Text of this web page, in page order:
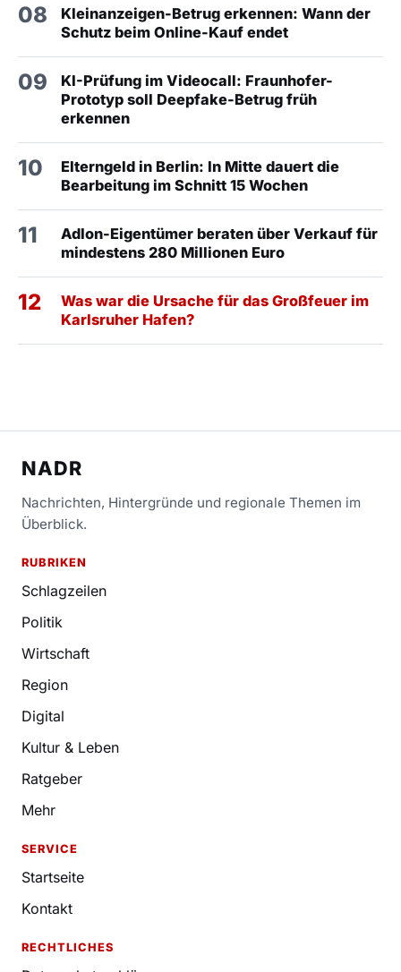
08
Kleinanzeigen-Betrug erkennen: Wann der
Schutz beim Online-Kauf endet
09
KI-Prüfung im Videocall: Fraunhofer-
Prototyp soll Deepfake-Betrug früh
erkennen
10
Elterngeld in Berlin: In Mitte dauert die
Bearbeitung im Schnitt 15 Wochen
11
Adlon-Eigentümer beraten über Verkauf für
mindestens 280 Millionen Euro
12
Was war die Ursache für das Großfeuer im
Karlsruher Hafen?
NADR
Nachrichten, Hintergründe und regionale Themen im
Überblick.
RUBRIKEN
Schlagzeilen
Politik
Wirtschaft
Region
Digital
Kultur & Leben
Ratgeber
Mehr
SERVICE
Startseite
Kontakt
RECHTLICHES